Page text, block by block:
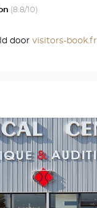
(8.8/10)
door visitors-book.fr